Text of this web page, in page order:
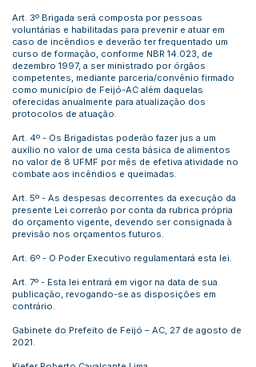
Art. 3º Brigada será composta por pessoas
voluntárias e habilitadas para prevenir e atuar em
caso de incêndios e deverão ter frequentado um
curso de formação, conforme NBR 14.023, de
dezembro 1997, a ser ministrado por órgãos
competentes, mediante parceria/convênio firmado
como município de Feijó-AC além daquelas
oferecidas anualmente para atualização dos
protocolos de atuação.
Art. 4º - Os Brigadistas poderão fazer jus a um
auxílio no valor de uma cesta básica de alimentos
no valor de 8 UFMF por mês de efetiva atividade no
combate aos incêndios e queimadas.
Art. 5º - As despesas decorrentes da execução da
presente Lei correrão por conta da rubrica própria
do orçamento vigente, devendo ser consignada à
previsão nos orçamentos futuros.
Art. 6º - O Poder Executivo regulamentará esta lei.
Art. 7º - Esta lei entrará em vigor na data de sua
publicação, revogando-se as disposições em
contrário.
Gabinete do Prefeito de Feijó – AC, 27 de agosto de
2021.